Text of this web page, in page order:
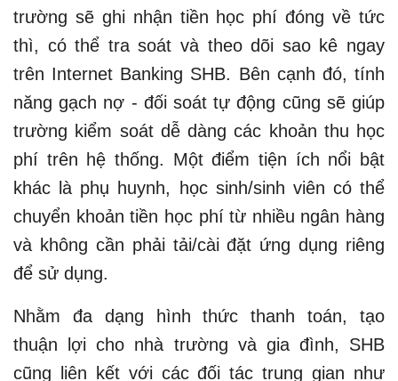
trường sẽ ghi nhận tiền học phí đóng về tức
thì, có thể tra soát và theo dõi sao kê ngay
trên Internet Banking SHB. Bên cạnh đó, tính
năng gạch nợ - đối soát tự động cũng sẽ giúp
trường kiểm soát dễ dàng các khoản thu học
phí trên hệ thống. Một điểm tiện ích nổi bật
khác là phụ huynh, học sinh/sinh viên có thể
chuyển khoản tiền học phí từ nhiều ngân hàng
và không cần phải tải/cài đặt ứng dụng riêng
để sử dụng.
Nhằm đa dạng hình thức thanh toán, tạo
thuận lợi cho nhà trường và gia đình, SHB
cũng liên kết với các đối tác trung gian như